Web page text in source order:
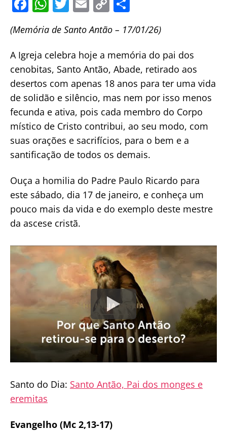
a
c
e
b
o
o
k
h
at
s
A
p
p
itt
er
ai
l
p
y
Li
n
k
ar
e
(Memória de Santo Antão – 17/01/26)
A Igreja celebra hoje a memória do pai dos
cenobitas, Santo Antão, Abade, retirado aos
desertos com apenas 18 anos para ter uma vida
de solidão e silêncio, mas nem por isso menos
fecunda e ativa, pois cada membro do Corpo
místico de Cristo contribui, ao seu modo, com
suas orações e sacrifícios, para o bem e a
santificação de todos os demais.
Ouça a homilia do Padre Paulo Ricardo para
este sábado, dia 17 de janeiro, e conheça um
pouco mais da vida e do exemplo deste mestre
da ascese cristã.
Santo do Dia: Santo Antão, Pai dos monges e
eremitas
Evangelho (Mc 2,13-17)